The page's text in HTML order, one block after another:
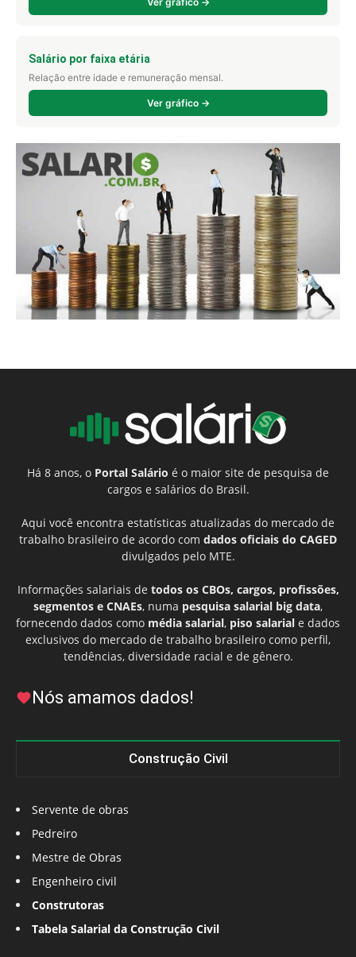
Salário por faixa etária
Relação entre idade e remuneração mensal.
Ver gráfico →
Há 8 anos, o Portal Salário é o maior site de pesquisa de
cargos e salários do Brasil.
Aqui você encontra estatísticas atualizadas do mercado de
trabalho brasileiro de acordo com dados oficiais do CAGED
divulgados pelo MTE.
Informações salariais de todos os CBOs, cargos, profissões,
segmentos e CNAEs, numa pesquisa salarial big data,
fornecendo dados como média salarial, piso salarial e dados
exclusivos do mercado de trabalho brasileiro como perfil,
tendências, diversidade racial e de gênero.
Nós amamos dados!
Construção Civil
Servente de obras
Pedreiro
Mestre de Obras
Engenheiro civil
Construtoras
Tabela Salarial da Construção Civil